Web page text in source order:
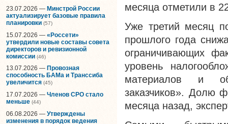
23.07.2026 — Минстрой России
актуализирует базовые правила
планировки (57)
15.07.2026 — «Россети»
утвердили новые составы совета
директоров и ревизионной
комиссии (46)
13.07.2026 — Провозная
способность БАМа и Транссиба
увеличится (45)
17.07.2026 — Членов СРО стало
меньше (44)
06.08.2026 — Утверждены
изменения в порядок ведения
месяца отметили в
Уже третий месяц
прошлого года
ограничивающих
уровень
материалов и
заказчиков». Долю
месяца назад,